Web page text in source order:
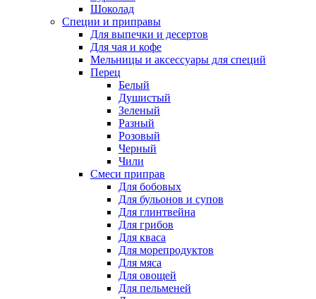
Шоколад
Специи и приправы
Для выпечки и десертов
Для чая и кофе
Мельницы и аксессуары для специй
Перец
Белый
Душистый
Зеленый
Разный
Розовый
Черный
Чили
Смеси приправ
Для бобовых
Для бульонов и супов
Для глинтвейна
Для грибов
Для кваса
Для морепродуктов
Для мяса
Для овощей
Для пельменей